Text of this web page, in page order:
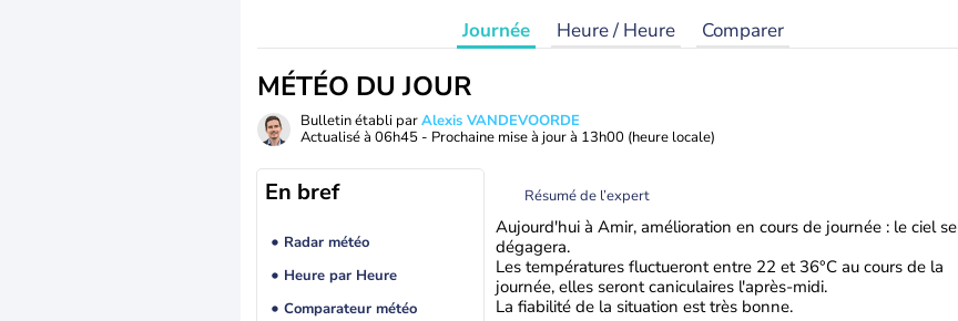
Journée Heure / Heure Comparer
MÉTÉO DU JOUR
Bulletin établi parAlexis VANDEVOORDE
Actualisé à 06h45 - Prochaine mise à jour à 13h00 (heure locale)
En bref
Radar météo
Heure par Heure
Comparateur météo
Résumé de l’expert
Aujourd'hui à Amir, amélioration en cours de journée : le ciel se
dégagera.
Les températures fluctueront entre 22 et 36°C au cours de la
journée, elles seront caniculaires l'après-midi.
La fiabilité de la situation est très bonne.